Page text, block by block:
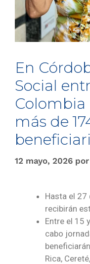
En
Social
Colombia
más de
12 mayo, 2026 por
Hasta el
recibirán
Entre el 15
cabo
Rica,